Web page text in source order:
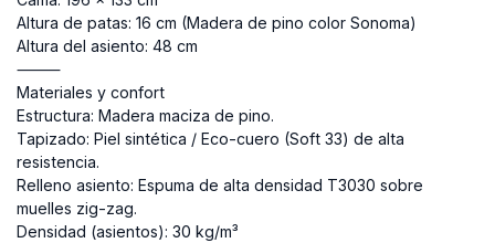
Altura de patas: 16 cm (Madera de pino color Sonoma)
Altura del asiento: 48 cm
⸻
Materiales y confort
Estructura: Madera maciza de pino.
Tapizado: Piel sintética / Eco-cuero (Soft 33) de alta
resistencia.
Relleno asiento: Espuma de alta densidad T3030 sobre
muelles zig-zag.
Densidad (asientos): 30 kg/m³